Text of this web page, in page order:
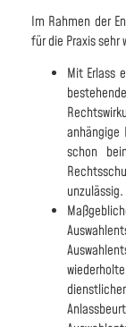
Im Rahmen der
für die Praxis
Mit Erlass
anhängige
schon
unzulässig.